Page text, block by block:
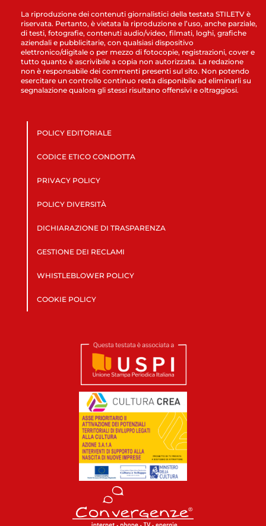
La riproduzione dei contenuti giornalistici della testata STILETV è
riservata. Pertanto, è vietata la riproduzione e l’uso, anche parziale,
di testi, fotografie, contenuti audio/video, filmati, loghi, grafiche
aziendali e pubblicitarie, con qualsiasi dispositivo
elettronico/digitale o per mezzo di fotocopie, registrazioni, cover e
tutto quanto è ascrivibile a copia non autorizzata. La redazione
non è responsabile dei commenti presenti sul sito. Non potendo
esercitare un controllo continuo resta disponibile ad eliminarli su
segnalazione qualora gli stessi risultano offensivi e oltraggiosi.
POLICY EDITORIALE
CODICE ETICO CONDOTTA
PRIVACY POLICY
POLICY DIVERSITÀ
DICHIARAZIONE DI TRASPARENZA
GESTIONE DEI RECLAMI
WHISTLEBLOWER POLICY
COOKIE POLICY